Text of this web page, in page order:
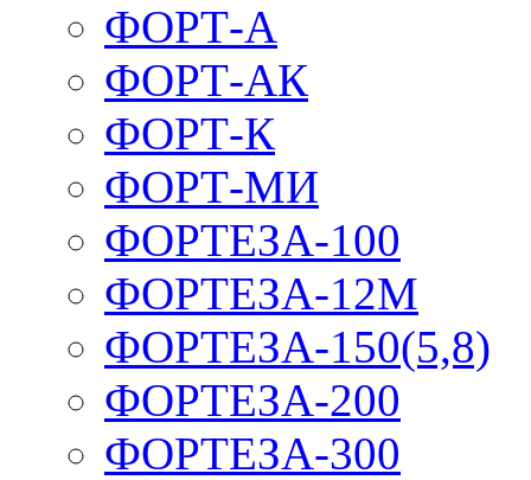
ФОРТ-А
ФОРТ-АК
ФОРТ-К
ФОРТ-МИ
ФОРТЕЗА-100
ФОРТЕЗА-12М
ФОРТЕЗА-150(5,8)
ФОРТЕЗА-200
ФОРТЕЗА-300